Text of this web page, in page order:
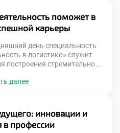
создает устойчивое
бизнеса. Многие компании
разрывов и локальной
работает […]
поможет в
карьеры
день специальность
в логистике» служит
стремительной и
универсальный набор
роста.
высокой динамикой
Карьерные лифты
далее
инновации и
в профессии